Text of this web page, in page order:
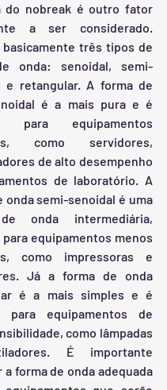
do nobreak é outro fator
a ser considerado.
basicamente três tipos de
onda: senoidal, semi-
e retangular. A forma de
é a mais pura e é
para equipamentos
como servidores,
de alto desempenho
de laboratório. A
onda semi-senoidal é uma
onda intermediária,
para equipamentos menos
como impressoras e
Já a forma de onda
é a mais simples e é
para equipamentos de
como lâmpadas
É importante
a forma de onda adequada